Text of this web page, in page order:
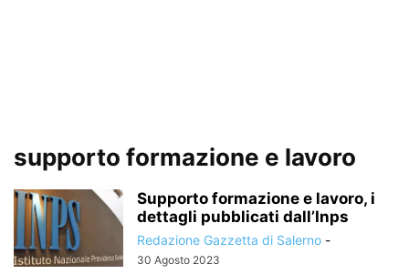
supporto formazione e lavoro
Supporto formazione e lavoro, i
dettagli pubblicati dall’Inps
Redazione Gazzetta di Salerno -
30 Agosto 2023